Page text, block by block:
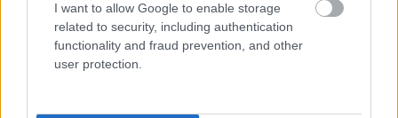
I want to allow Google to enable storage
related to security, including authentication
functionality and fraud prevention, and other
user protection.
Τα 6 σημεία του σπιτιού που δεν χρειάζεται να
καθαρίζεις κάθε εβδομάδα